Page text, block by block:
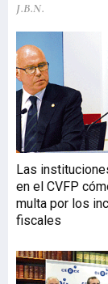
J.B.N.
Las
en el CVFP
multa por los
fiscales